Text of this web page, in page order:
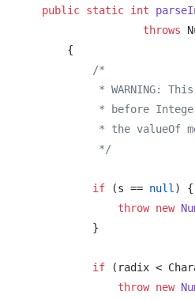
public static int
throws
    {
/*
* WARNING:
* before
* the valueOf
         */
if (s == null ) {
throw new
        }
if (radix <
throw new